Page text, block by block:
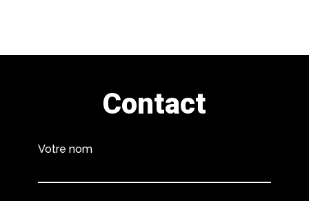
Contact
Votre nom